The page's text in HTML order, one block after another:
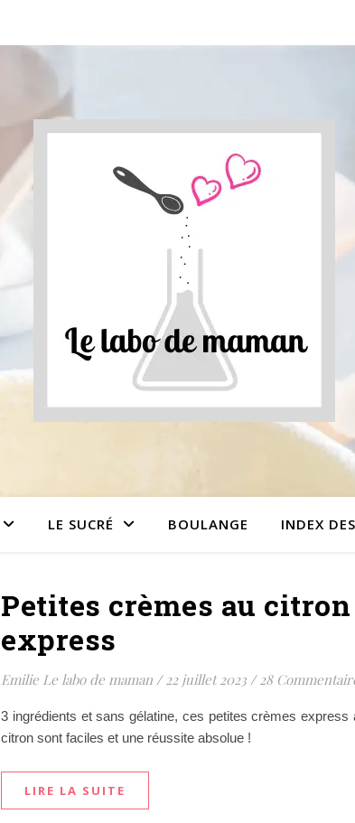
LE SUCRÉ BOULANGE INDEX
Petites crèmes au citron
express
Emilie Le labo de maman / 22 juillet 2023 / 28
3 ingrédients et sans gélatine, ces petites crèmes express
citron sont faciles et une réussite absolue !
LIRE LA SUITE